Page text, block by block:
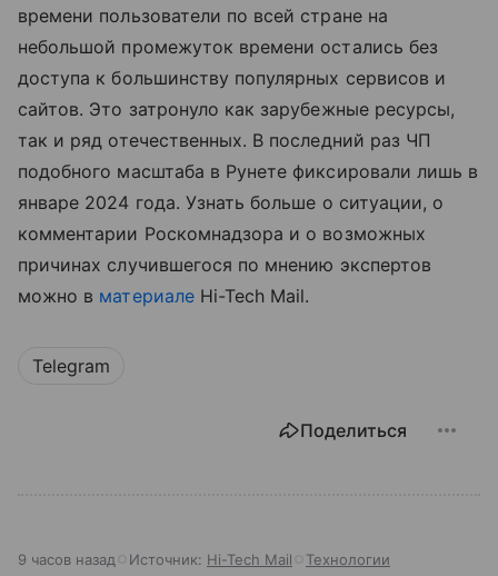
времени пользователи по всей стране на
небольшой промежуток времени остались без
доступа к большинству популярных сервисов и
сайтов. Это затронуло как зарубежные ресурсы,
так и ряд отечественных. В последний раз ЧП
подобного масштаба в Рунете фиксировали лишь в
январе 2024 года. Узнать больше о ситуации, о
комментарии Роскомнадзора и о возможных
причинах случившегося по мнению экспертов
можно в материалеHi-Tech Mail.
Telegram
Поделиться
9 часов назад Источник: Hi-Tech Mail Технологии